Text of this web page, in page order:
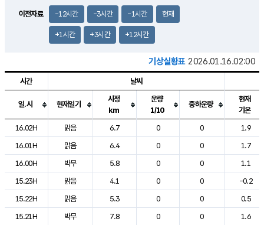
이전자료 -12시간 -3시간 -1시간 현재
+1시간 +3시간 +12시간
기상실황표 2026.01.16.02:00
도시별 기상실황표로 지점, 날씨, 기온, 강수, 바람, 기압등을 안내한 표입
시간 날씨
일.시 현재일기
시정
km
운량
1/10
중하운량
현재
기온
16.02H
맑음 6.7 0 0
1.9
16.01H
맑음 6.4 0 0
1.7
16.00H
박무 5.8 0 0
1.1
15.23H
맑음 4.1 0 0
-0.2
15.22H
맑음 5.3 0 0
0.5
15.21H
박무 7.8 0 0
1.6